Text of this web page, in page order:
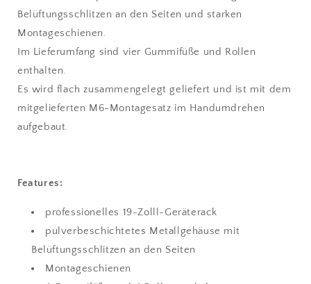
Belüftungsschlitzen an den Seiten und starken
Montageschienen.
Im Lieferumfang sind vier Gummifüße und Rollen
enthalten.
Es wird flach zusammengelegt geliefert und ist mit dem
mitgelieferten M6-Montagesatz im Handumdrehen
aufgebaut.
Features:
professionelles 19-Zolll-Geräterack
pulverbeschichtetes Metallgehäuse mit
Belüftungsschlitzen an den Seiten
Montageschienen